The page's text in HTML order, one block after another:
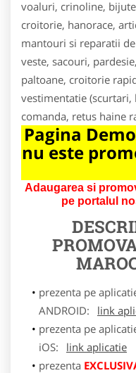
voaluri, crinoline,
croitorie, hanorace,
mantouri si reparatii
veste, sacouri,
paltoane, croitorie
vestimentatie
comanda, retus haine
Pagina
nu este
Adaugarea si
pe portalul
prezenta pe
ANDROID:
link
prezenta pe
iOS:
link aplicatie
prezenta